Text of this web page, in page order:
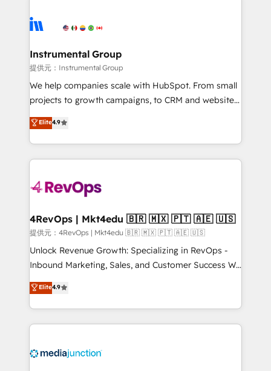
agency for an Ops problem. Don't hire a technical
agency for a growth problem. Hire a partner built to
Elite Partners with 10+ years of HubSpot experience
Premier Partner 2023 🌟5 HubSpot Accreditations 🌟
Won HubSpot Theme Challenge 2021 🌟INBOUND’19
HubSpot Rising Star Why us? Harnessing the full
potential of the powerful HubSpot CRM. ✔️A team of
HubSpot experience ✔️Flexible pricing models —
Hourly-fee (assigned one Dedicated HubSpot
requirement). ✔️Helped over 25,000+ customers so
far with our HubSpot solutions. ✔️Bespoke apps &
on-demand bundle services. Connect with us today!
Instrumental Group
提供元：Instrumental Group
We help companies scale with HubSpot. From small
projects to growth campaigns, to CRM and websites.
Hire an agency that's experienced in every inch of
HubSpot and willing to work hand-in-hand with your
team to simplify the complex and build a better
experience for your team and customers.
Elite4.9
4RevOps | Mkt4edu 🇧🇷 🇲🇽 🇵🇹 🇦🇪 🇺🇸
提供元：4RevOps | Mkt4edu 🇧🇷 🇲🇽 🇵🇹 🇦🇪 🇺🇸
Unlock Revenue Growth: Specializing in RevOps -
Inbound Marketing, Sales, and Customer Success We
specialize in driving revenue growth for companies
across industries through tailored marketing, sales,
and customer success strategies, utilizing RevOps
methodologies. As Latin America's largest HubSpot
offer unparalleled insights. Operating in five
Elite4.9